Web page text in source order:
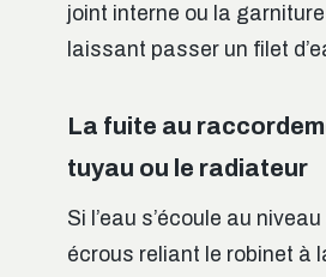
joint interne ou la garniture
laissant passer un filet
La fuite au
tuyau ou le radiateur
Si l’eau s’écoule au
écrous reliant le robinet à